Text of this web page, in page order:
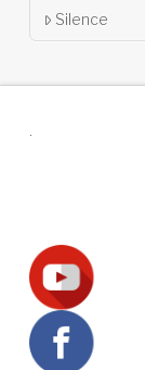
Silence